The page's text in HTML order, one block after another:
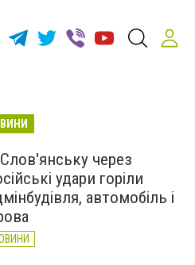
через
удари горіли
автомобіль і